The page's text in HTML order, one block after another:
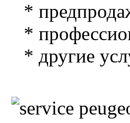
*
*
* другие